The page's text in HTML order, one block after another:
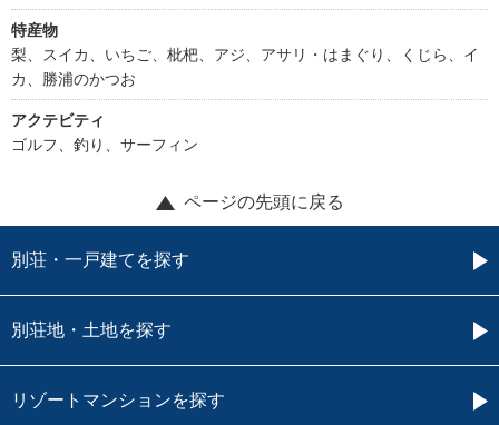
特産物
梨、スイカ、いちご、枇杷、アジ、アサリ・はまぐり、くじら、イ
カ、勝浦のかつお
アクテビティ
ゴルフ、釣り、サーフィン
ページの先頭に戻る
別荘・一戸建てを探す
別荘地・土地を探す
リゾートマンションを探す